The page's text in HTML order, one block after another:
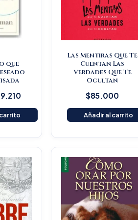
que
Las Mentiras Que Te
Cuentan Las
Verdades Que Te
Ocultan
$85.000
Añadir al carrito